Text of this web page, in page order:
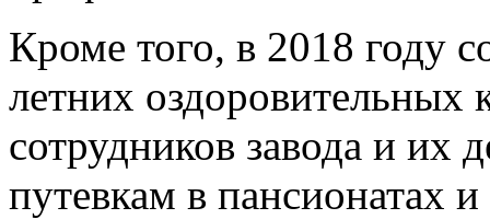
Кроме того, в 2018 году
летних оздоровительных
сотрудников завода и их
путевкам в пансионатах и